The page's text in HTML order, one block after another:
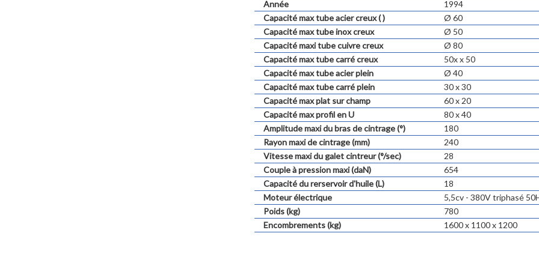
Année
1994
Capacité max tube acier creux ( )
Ø 60
Capacité max tube inox creux
Ø 50
Capacité maxi tube cuivre creux
Ø 80
Capacité max tube carré creux
50x x 50
Capacité max tube acier plein
Ø 40
Capacité max tube carré plein
30 x 30
Capacité max plat sur champ
60 x 20
Capacité max profil en U
80 x 40
Amplitude maxi du bras de cintrage (°)
180
Rayon maxi de cintrage (mm)
240
Vitesse maxi du galet cintreur (°/sec)
28
Couple à pression maxi (daN)
654
Capacité du rerservoir d'huile (L)
18
Moteur électrique
5,5cv - 380V triphasé
Poids (kg)
780
Encombrements (kg)
1600 x 1100 x 1200